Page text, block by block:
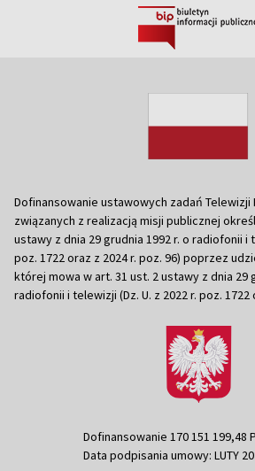
Dofinansowanie ustawowych zadań Telewizji
związanych z realizacją misji publicznej
ustawy z dnia 29 grudnia 1992 r. o radiofonii i
poz. 1722 oraz z 2024 r. poz. 96) poprzez
której mowa w art. 31 ust. 2 ustawy z dnia 29
radiofonii i telewizji (Dz. U. z 2022 r. poz. 1722
Dofinansowanie 170 151 199,48
Data podpisania umowy: LUTY